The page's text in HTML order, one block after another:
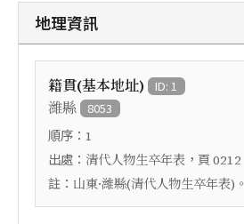
地理資訊
籍貫(基本地址) ID: 1
濰縣 8053
順序： 1
出處： 清代人物生卒年表 ，頁 0212
註： 山東·濰縣(清代人物生卒年表)。